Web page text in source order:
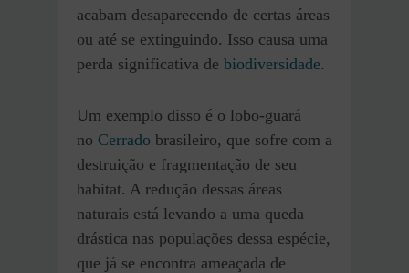
acabam desaparecendo de certas áreas
ou até se extinguindo. Isso causa uma
perda significativa de biodiversidade.
Um exemplo disso é o lobo-guará
no Cerrado brasileiro, que sofre com a
destruição e fragmentação de seu
habitat. A redução dessas áreas
naturais está levando a uma queda
drástica nas populações dessa espécie,
que já se encontra ameaçada de